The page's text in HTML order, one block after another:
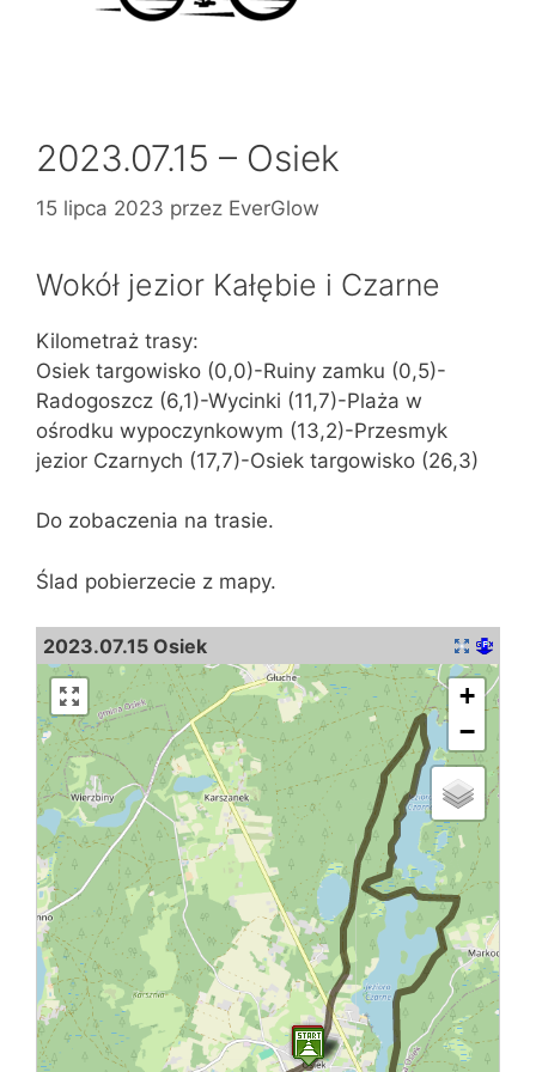
2023.07.15 – Osiek
15 lipca 2023 przez EverGlow
Wokół jezior Kałębie i Czarne
Kilometraż trasy:
Osiek targowisko (0,0)-Ruiny zamku (0,5)-
Radogoszcz (6,1)-Wycinki (11,7)-Plaża w
ośrodku wypoczynkowym (13,2)-Przesmyk
jezior Czarnych (17,7)-Osiek targowisko (26,3)
Do zobaczenia na trasie.
Ślad pobierzecie z mapy.
2023.07.15 Osiek
+
−